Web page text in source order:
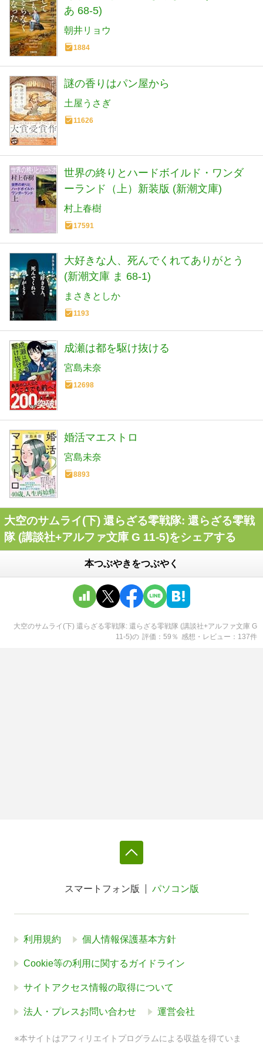
あ 68-5)
朝井リョウ
1884
謎の香りはパン屋から
土屋うさぎ
11626
世界の終りとハードボイルド・ワンダ
ーランド（上）新装版 (新潮文庫)
村上春樹
17591
大好きな人、死んでくれてありがとう
(新潮文庫 ま 68-1)
まさきとしか
1193
成瀬は都を駆け抜ける
宮島未奈
12698
婚活マエストロ
宮島未奈
8893
大空のサムライ(下) 還らざる零戦隊: 還らざる零戦
隊 (講談社+アルファ文庫 G 11-5)をシェアする
本つぶやきをつぶやく
大空のサムライ(下) 還らざる零戦隊: 還らざる零戦隊 (講談社+アルファ文庫 G
11-5)の 評価 59 ％ 感想・レビュー 137件
スマートフォン版 パソコン版
利用規約 個人情報保護基本方針
Cookie等の利用に関するガイドライン
サイトアクセス情報の取得について
法人・プレスお問い合わせ 運営会社
※本サイトはアフィリエイトプログラムによる収益を得ていま